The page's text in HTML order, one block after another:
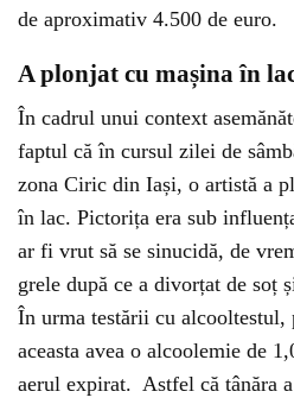
de aproximativ 4.500 de euro.
A plonjat cu mașina în
În cadrul unui context
faptul că în cursul zilei de
zona Ciric din Iași, o artistă a
în lac. Pictorița era sub
ar fi vrut să se sinucidă, de
grele după ce a divorțat de soț
În urma testării cu
aceasta avea o alcoolemie de
aerul expirat. Astfel că tânăra